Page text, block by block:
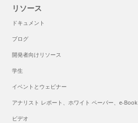
リソース
ドキュメント
ブログ
開発者向けリソース
学生
イベントとウェビナー
アナリスト レポート、ホワイト ペーパー、e-Book
ビデオ